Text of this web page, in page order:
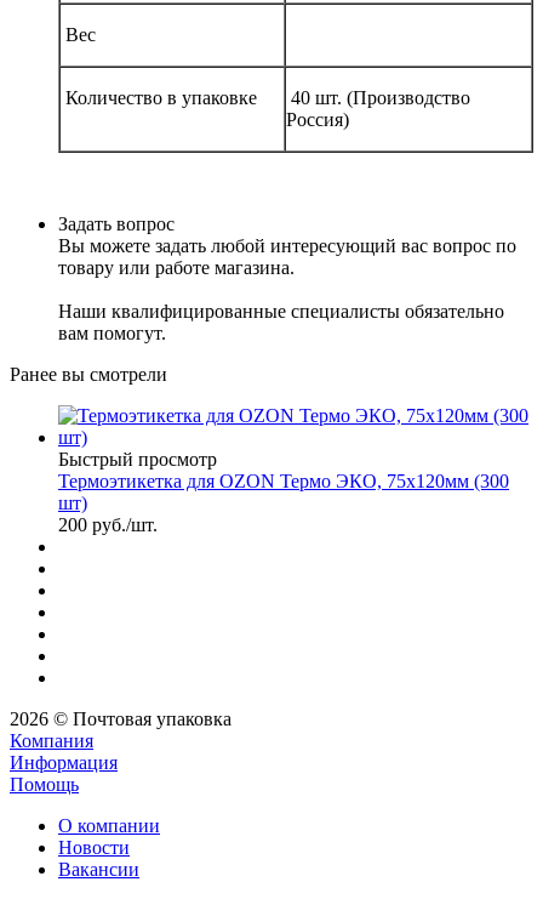
Вес
Количество в упаковке
40 шт. (Производство
Россия)
Задать вопрос
Вы можете задать любой интересующий вас вопрос по
товару или работе магазина.
Наши квалифицированные специалисты обязательно
вам помогут.
Ранее вы смотрели
Быстрый просмотр
Термоэтикетка для OZON Термо ЭКО, 75x120мм (300
шт)
200 руб./шт.
2026 © Почтовая упаковка
Компания
Информация
Помощь
О компании
Новости
Вакансии